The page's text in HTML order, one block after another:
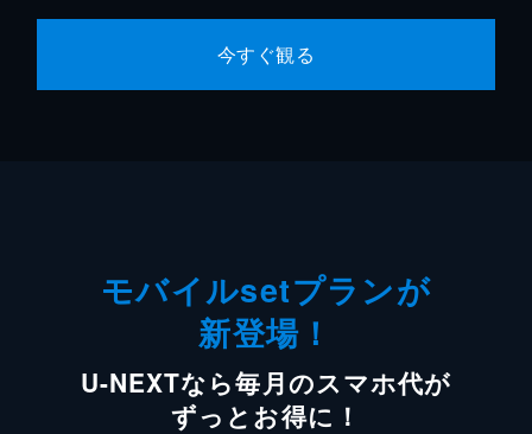
今すぐ観る
モバイルsetプランが
新登場！
U-NEXTなら毎月のスマホ代が
ずっとお得に！